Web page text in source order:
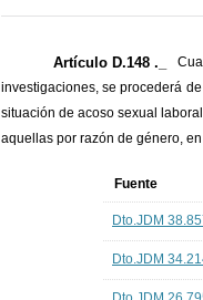
Artículo D.148 ._
investigaciones, se procederá
situación de acoso sexual
aquellas por razón de género,
Fuente
Dto.JDM
Dto.JDM